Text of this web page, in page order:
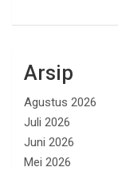
Arsip
Agustus 2026
Juli 2026
Juni 2026
Mei 2026